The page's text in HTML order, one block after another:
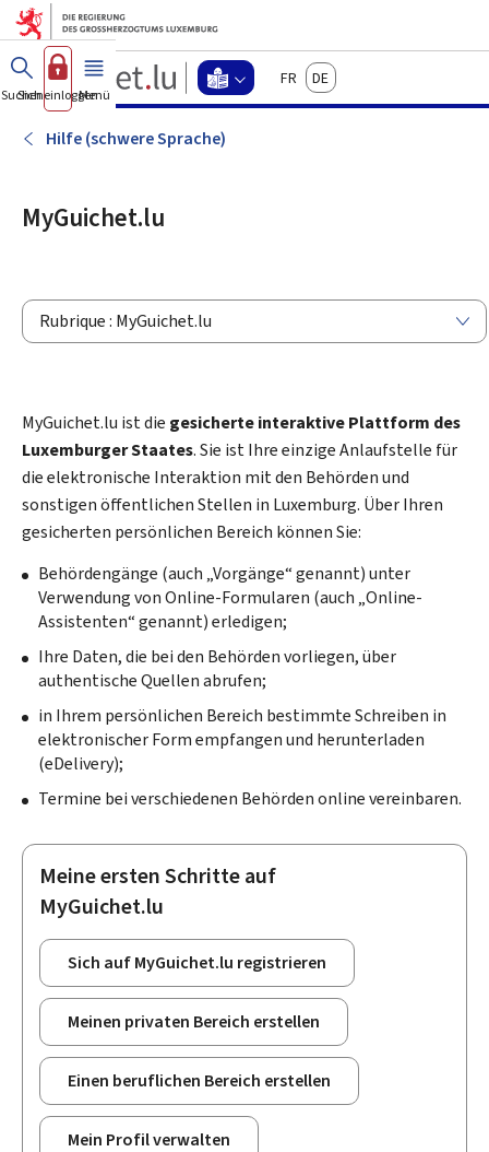
Zum Hauptmenü
Zum Inhalt
Guichet.lu
Sprache
Changer
d'espace
FrançaisDeutsch
Suchen
Sich einloggen
Menü Haupt-
Hilfe (schwere Sprache)
MyGuichet.lu
Rubrique : MyGuichet.lu
MyGuichet.lu ist die gesicherte interaktive Plattform des
Luxemburger Staates. Sie ist Ihre einzige Anlaufstelle für
die elektronische Interaktion mit den Behörden und
sonstigen öffentlichen Stellen in Luxemburg. Über Ihren
gesicherten persönlichen Bereich können Sie:
Behördengänge (auch „Vorgänge“ genannt) unter
Verwendung von Online-Formularen (auch „Online-
Assistenten“ genannt) erledigen;
Ihre Daten, die bei den Behörden vorliegen, über
authentische Quellen abrufen;
in Ihrem persönlichen Bereich bestimmte Schreiben in
elektronischer Form empfangen und herunterladen
(eDelivery);
Termine bei verschiedenen Behörden online vereinbaren.
Meine ersten Schritte auf
MyGuichet.lu
Sich auf MyGuichet.lu registrieren
Meinen privaten Bereich erstellen
Einen beruflichen Bereich erstellen
Mein Profil verwalten